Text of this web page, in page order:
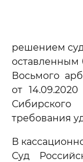
решением
оставленным
Восьмого
от
Сибирского
требования
В
Суд